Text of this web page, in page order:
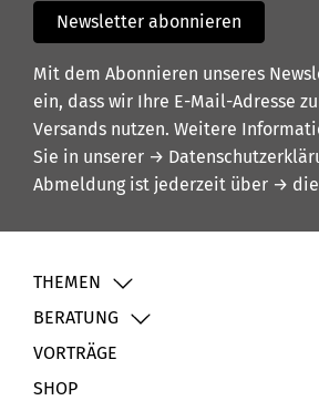
Newsletter abonnieren
Mit dem Abonnieren unseres
ein, dass wir Ihre E-Mail-Adresse
Versands nutzen. Weitere
Sie in unserer →
Abmeldung ist jederzeit über →
THEMEN
BERATUNG
VORTRÄGE
SHOP